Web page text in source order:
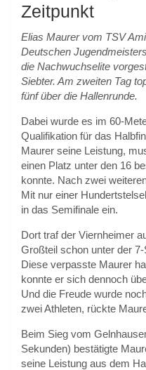
Zeitpunkt
Elias Maurer vom TSV
Deutschen
die Nachwuchselite
Siebter. Am zweiten Tag
fünf über die Hallenrunde.
Dabei wurde es im 60-
Qualifikation für das
Maurer seine Leistung,
einen Platz unter den 16
konnte. Nach zwei
Mit nur einer
in das Semifinale ein.
Dort traf der Viernheimer
Großteil schon unter der
Diese verpasste Maurer
konnte er sich dennoch
Und die Freude wurde
zwei Athleten, rückte
Beim Sieg vom
Sekunden) bestätigte
seine Leistung aus dem